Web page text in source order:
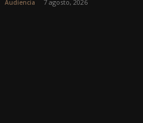
Audiencia 7 agosto, 2026